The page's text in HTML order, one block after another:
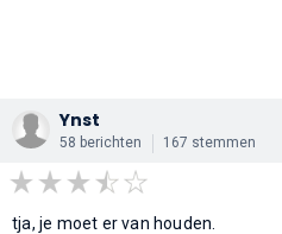
Ynst
58 berichten 167 stemmen
tja, je moet er van houden.